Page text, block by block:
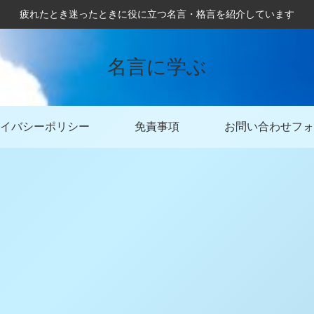
疲れたとき迷ったときに役に立つ名言・格言を紹介しています
名言に学ぶ
バシーポリシー 免責事項 お問い合わせフ